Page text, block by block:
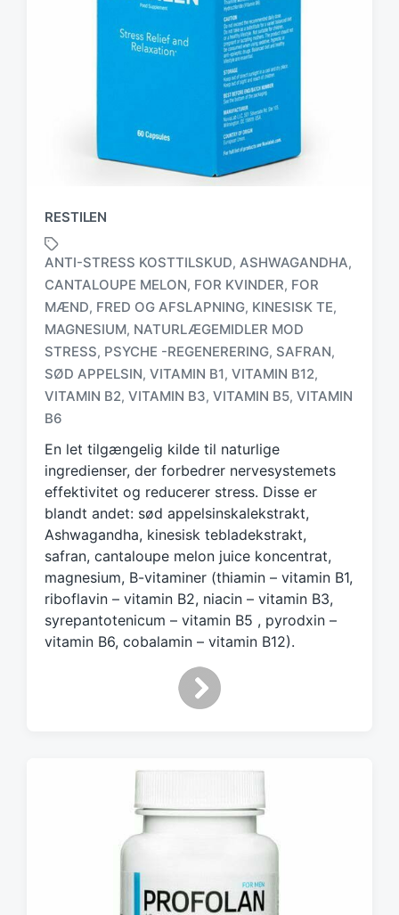
RESTILEN
a
g
g
e
w
i
t
h
ANTI-STRESS KOSTTILSKUD, ASHWAGANDHA,
CANTALOUPE MELON, FOR KVINDER, FOR
MÆND, FRED OG AFSLAPNING, KINESISK TE,
MAGNESIUM, NATURLÆGEMIDLER MOD
STRESS, PSYCHE -REGENERERING, SAFRAN,
SØD APPELSIN, VITAMIN B1, VITAMIN B12,
VITAMIN B2, VITAMIN B3, VITAMIN B5, VITAMIN
B6
En let tilgængelig kilde til naturlige
ingredienser, der forbedrer nervesystemets
effektivitet og reducerer stress. Disse er
blandt andet: sød appelsinskalekstrakt,
Ashwagandha, kinesisk tebladekstrakt,
safran, cantaloupe melon juice koncentrat,
magnesium, B-vitaminer (thiamin – vitamin B1,
riboflavin – vitamin B2, niacin – vitamin B3,
syrepantotenicum – vitamin B5 , pyrodxin –
vitamin B6, cobalamin – vitamin B12).